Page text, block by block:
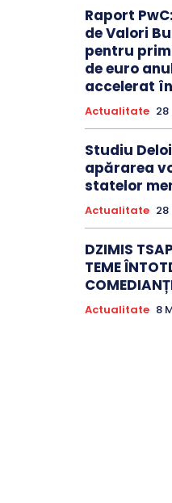
Raport
de Valori
pentru
de euro
accelerat
Actualitate 28
Studiu
apărarea
statelor
Actualitate 28
DZIMIS
TEME
Actualitate 8